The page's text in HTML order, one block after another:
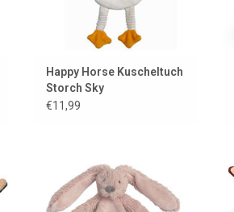
Happy Horse Kuscheltuch
Storch Sky
€11,99
einer wunderschönen altrosa
Farbe. Von der niederländischen
Marke Happy Horse.